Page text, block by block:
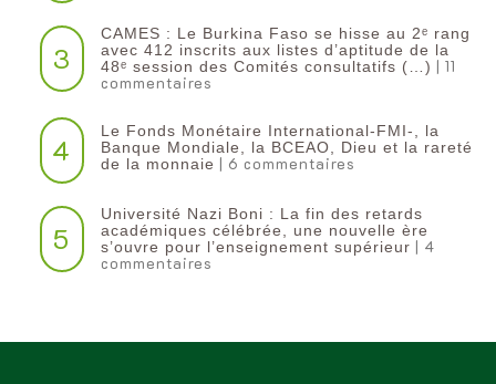
3
CAMES : Le Burkina Faso se hisse au 2ᵉ rang
avec 412 inscrits aux listes d’aptitude de la
48ᵉ session des Comités consultatifs (…) | 11
commentaires
4
Le Fonds Monétaire International-FMI-, la
Banque Mondiale, la BCEAO, Dieu et la rareté
de la monnaie | 6 commentaires
5
Université Nazi Boni : La fin des retards
académiques célébrée, une nouvelle ère
s’ouvre pour l’enseignement supérieur | 4
commentaires